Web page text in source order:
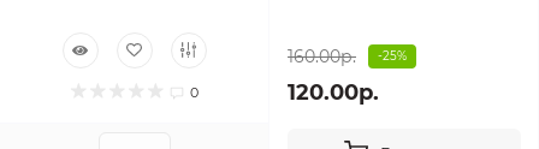
0
160.00р. -25%
120.00р.